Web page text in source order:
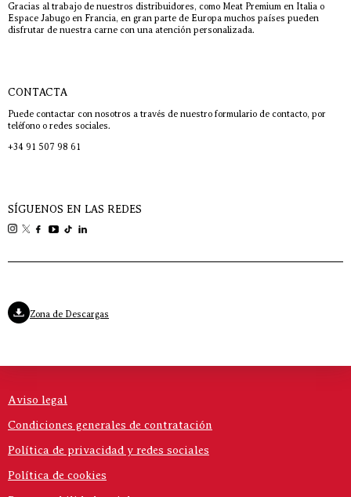
Gracias al trabajo de nuestros distribuidores, como Meat Premium en Italia o
Espace Jabugo en Francia, en gran parte de Europa muchos países pueden
disfrutar de nuestra carne con una atención personalizada.
CONTACTA
Puede contactar con nosotros a través de nuestro formulario de contacto, por
teléfono o redes sociales.
+34 91 507 98 61
SÍGUENOS EN LAS REDES
Zona de Descargas
Aviso legal
Condiciones generales de contratación
Política de privacidad y redes sociales
Política de cookies